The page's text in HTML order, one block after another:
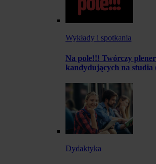
Wykłady i spotkania
Na pole!!! Twórczy
kandydujących na studia
Dydaktyka